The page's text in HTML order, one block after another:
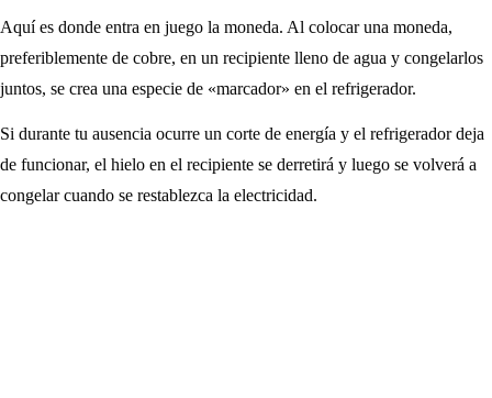
Aquí es donde entra en juego la moneda. Al colocar una moneda,
preferiblemente de cobre, en un recipiente lleno de agua y congelarlos
juntos, se crea una especie de «marcador» en el refrigerador.
Si durante tu ausencia ocurre un corte de energía y el refrigerador deja
de funcionar, el hielo en el recipiente se derretirá y luego se volverá a
congelar cuando se restablezca la electricidad.